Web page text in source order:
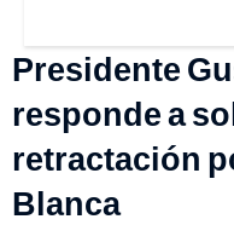
Presidente
responde a
retractación
Blanca